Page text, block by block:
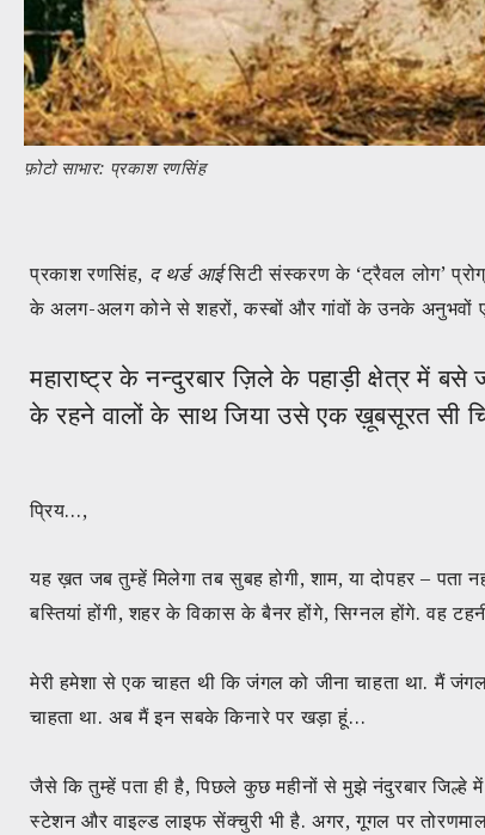
फ़ोटो साभार: प्रकाश रणसिंह
प्रकाश रणसिंह, द थर्ड आईसिटी संस्करण के ‘ट्रैवल लोग’
के अलग-अलग कोने से शहरों, कस्बों और गांवों के उनके अनुभवों
महाराष्ट्र के नन्दुरबार ज़िले के पहाड़ी क्षेत्र में
के रहने वालों के साथ जिया उसे एक ख़ूबसूरत सी
प्रिय…,
यह ख़त जब तुम्हें मिलेगा तब सुबह होगी, शाम, या दोपहर –
बस्तियां होंगी, शहर के विकास के बैनर होंगे, सिग्नल होंगे. वह
मेरी हमेशा से एक चाहत थी कि जंगल को जीना चाहता था. मैं
चाहता था. अब मैं इन सबके किनारे पर खड़ा हूं…
जैसे कि तुम्हें पता ही है, पिछले कुछ महीनों से मुझे नंदुरबार
स्टेशन और वाइल्ड लाइफ सेंक्चुरी भी है. अगर, गूगल पर